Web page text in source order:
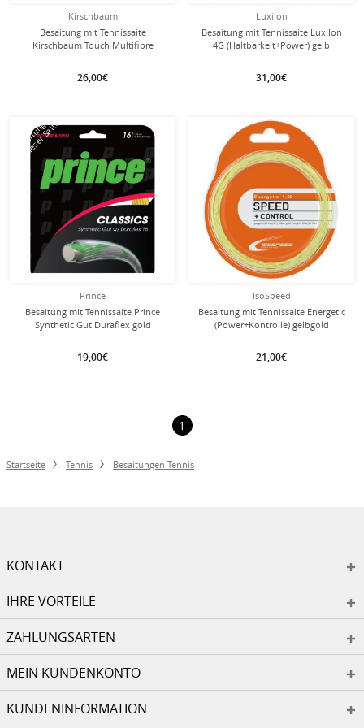
Kirschbaum
Besaitung mit Tennissaite
Kirschbaum Touch Multifibre
26,00€
Luxilon
Besaitung mit Tennissaite Luxilon
4G (Haltbarkeit+Power) gelb
31,00€
Prince
Besaitung mit Tennissaite Prince
Synthetic Gut Duraflex gold
19,00€
Besaitung
mit dieser Saite
IsoSpeed
Besaitung mit Tennissaite Energetic
(Power+Kontrolle) gelbgold
21,00€
Besaitung
mit dieser Saite
1
Startseite Tennis Besaitungen Tennis
KONTAKT
IHRE VORTEILE
ZAHLUNGSARTEN
MEIN KUNDENKONTO
KUNDENINFORMATION